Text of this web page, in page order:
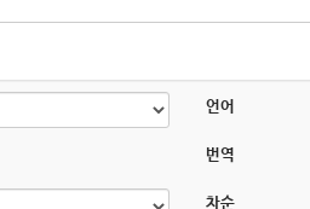
언어
번역
차순